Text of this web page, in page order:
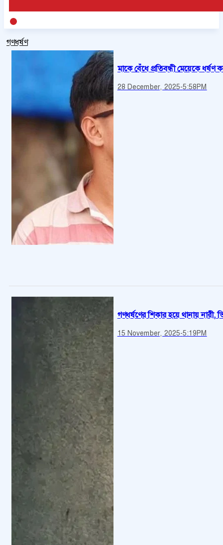
গণধর্ষণ
মাকে বেঁধে প্রতিবন্ধী মেয়েকে ধর্ষণ
28 December, 2025-5:58PM
গণধর্ষণের শিকার হয়ে থানায় নারী,
15 November, 2025-5:19PM